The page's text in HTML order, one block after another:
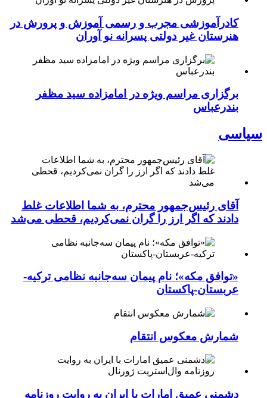
کادرآموزشی مجرب و رسمی آموزش و پرورش در
هنرستان غیر دولتی پسرانه نو آوران
برگزاری مراسم ویژه در امامزاده سید مظفر
بندرعباس
سیاسی
آقای رئیس‌جمهور محترم، به شما اطلاعات غلط
دادند که اگر ارز را گران نمی‌کردیم، قحطی می‌شد
«توافق مکه»؛ نام پیمان سه‌جانبه نظامی ترکیه-
عربستان-پاکستان
شمارش معکوس انتقام
دشمنی عمیق امارات با ایران به روایت روزنامه